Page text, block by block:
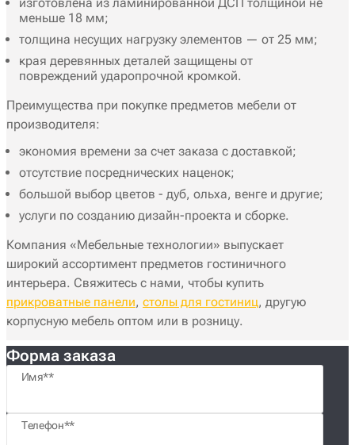
меньше 18 мм;
толщина несущих нагрузку элементов — от 25 мм;
края деревянных деталей защищены от
повреждений ударопрочной кромкой.
Преимущества при покупке предметов мебели от
производителя:
экономия времени за счет заказа с доставкой;
отсутствие посреднических наценок;
большой выбор цветов - дуб, ольха, венге и другие;
услуги по созданию дизайн-проекта и сборке.
Компания «Мебельные технологии» выпускает
широкий ассортимент предметов гостиничного
интерьера. Свяжитесь с нами, чтобы купить
прикроватные панели, столы для гостиниц, другую
корпусную мебель оптом или в розницу.
Форма заказа
Имя*
Телефон*